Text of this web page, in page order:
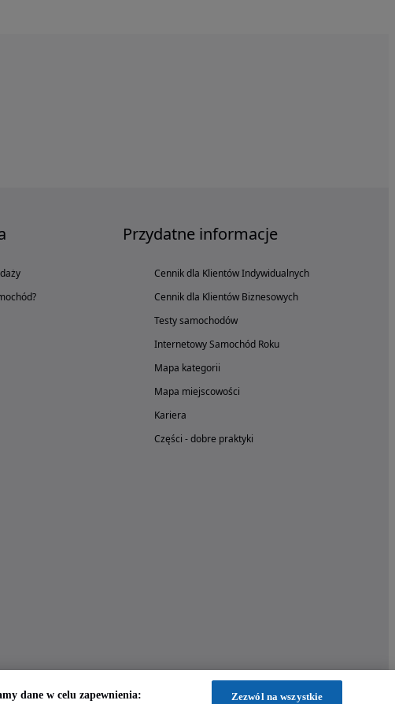
Przydatne informacje
Cennik dla Klientów Indywidualnych
Cennik dla Klientów Biznesowych
Testy samochodów
Internetowy Samochód Roku
Mapa kategorii
Mapa miejscowości
Kariera
Części - dobre praktyki
dane w celu zapewnienia: Zezwól na wszystkie